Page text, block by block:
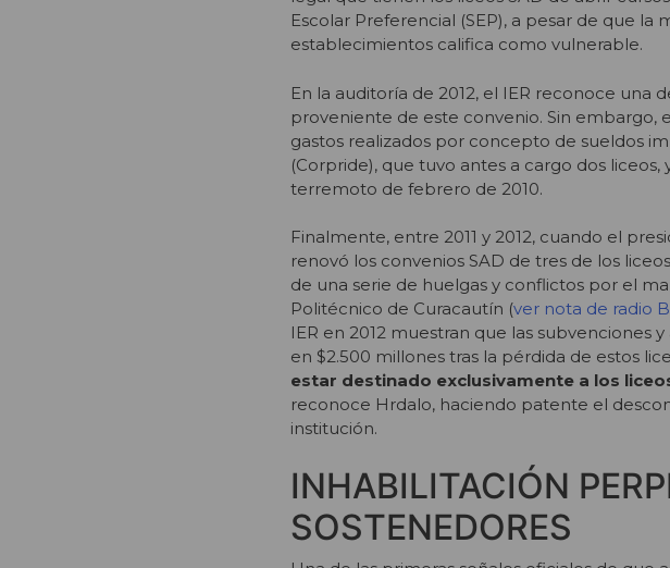
Escolar Preferencial (SEP), a pesar de que
establecimientos califica como vulnerable.
En la auditoría de 2012, el IER reconoce
proveniente de este convenio. Sin embargo,
gastos realizados por concepto de sueldos
(Corpride), que tuvo antes a cargo dos
terremoto de febrero de 2010.
Finalmente, entre 2011 y 2012, cuando el
renovó los convenios SAD de tres de los
de una serie de huelgas y conflictos por el
Politécnico de Curacautín (ver nota de radio
IER en 2012 muestran que las
en $2.500 millones tras la pérdida de estos
estar destinado exclusivamente a los
reconoce Hrdalo, haciendo patente el
institución.
INHABILITACIÓN
SOSTENEDORES